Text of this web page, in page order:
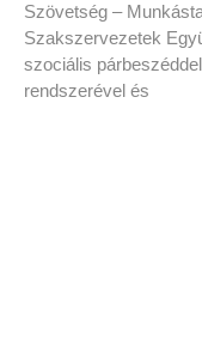
Szövetség –
Szakszervezetek
szociális
rendszerével és